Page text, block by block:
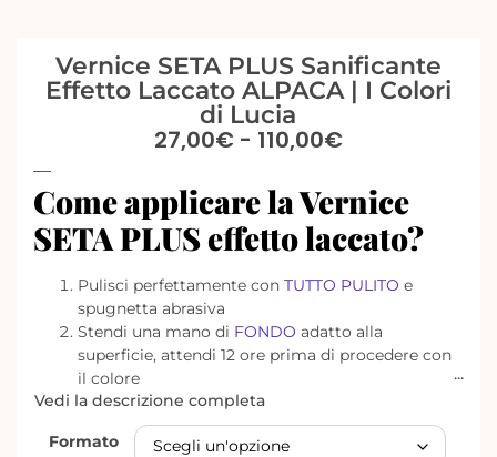
Vernice SETA PLUS Sanificante
Effetto Laccato ALPACA | I Colori
di Lucia
27,00€ - 110,00€
Come applicare la Vernice
SETA PLUS effetto laccato?
Pulisci perfettamente conTUTTO PULITO e
spugnetta abrasiva
Stendi una mano di FONDO adatto alla
superficie, attendi 12 ore prima di procedere con
il colore
RICORDA di mescolare BENE il colore prima di
dipingere!
Dipingi con ilcolore SETA PLUS preferito
Vedi la descrizione completa
Formato